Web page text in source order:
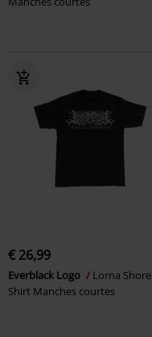
€ 26,99
Everblack Logo Lorna Shore
Shirt Manches courtes